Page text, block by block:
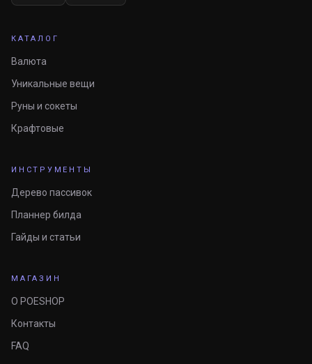
КАТАЛОГ
Валюта
Уникальные вещи
Руны и сокеты
Крафтовые
ИНСТРУМЕНТЫ
Дерево пассивок
Планнер билда
Гайды и статьи
МАГАЗИН
О POESHOP
Контакты
FAQ